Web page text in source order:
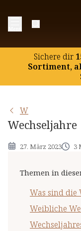
Sichere dir
Sortiment,
W
Wechseljahre
27. März 2023 3
Themen in
Was sind die
Weibliche
Was sind die
Weibliche